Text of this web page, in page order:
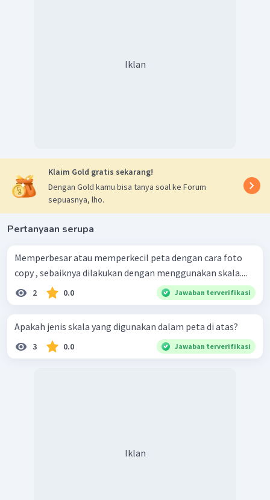
Iklan
Klaim Gold gratis sekarang!
Dengan Gold kamu bisa tanya soal ke Forum
sepuasnya, lho.
Pertanyaan serupa
Memperbesar atau memperkecil peta dengan cara foto
copy , sebaiknya dilakukan dengan menggunakan skala....
2 0.0 Jawaban terverifikasi
Apakah jenis skala yang digunakan dalam peta di atas?
3 0.0 Jawaban terverifikasi
Iklan